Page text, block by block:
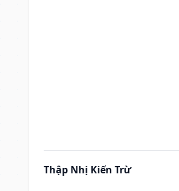
Thập Nhị Kiến Trừ